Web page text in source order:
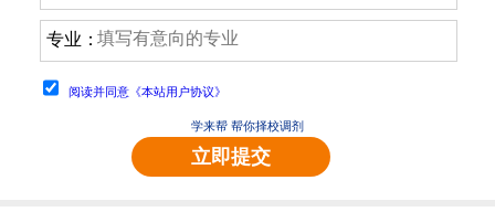
专业：
阅读并同意《本站用户协议》
学来帮 帮你择校调剂
立即提交